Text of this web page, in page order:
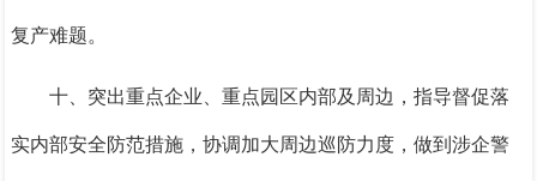
复产难题。
十、突出重点企业、重点园区内部及周边，指导督促落
实内部安全防范措施，协调加大周边巡防力度，做到涉企警